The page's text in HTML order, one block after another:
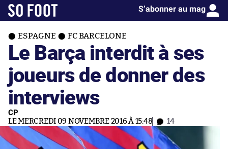
S’abonner au mag
ESPAGNE FC BARCELONE
Le Barça interdit à ses
joueurs de donner des
interviews
CP
LE MERCREDI 09 NOVEMBRE 2016 À 15:48 14